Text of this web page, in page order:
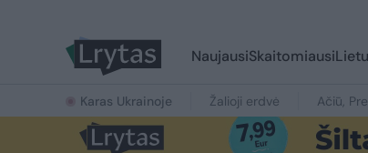
NaujausiSkaitomiausi
Karas Ukrainoje Žalioji erdvė Ačiū,